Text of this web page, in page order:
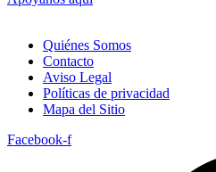
Quiénes Somos
Contacto
Aviso Legal
Políticas de privacidad
Mapa del Sitio
Facebook-f